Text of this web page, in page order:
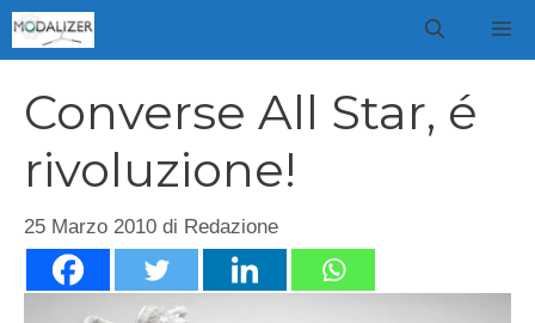
Vai
al
Converse All Star, é
rivoluzione!
25 Marzo 2010 di Redazione